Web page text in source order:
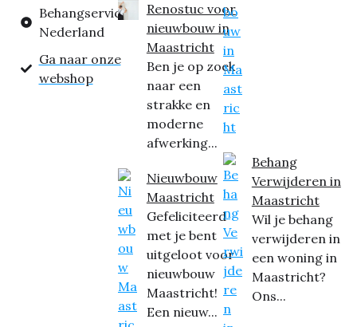
Behangservice
Nederland
Ga naar onze
webshop
Renostuc voor
nieuwbouw in
Maastricht
Ben je op zoek
naar een
strakke en
moderne
afwerking...
Nieuwbouw
Maastricht
Gefeliciteerd
met je bent
uitgeloot voor
nieuwbouw
Maastricht!
Een nieuw...
Behang
Verwijderen in
Maastricht
Wil je behang
verwijderen in
een woning in
Maastricht?
Ons...